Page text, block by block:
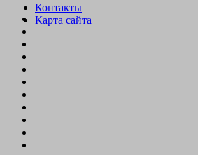
Контакты
Карта сайта